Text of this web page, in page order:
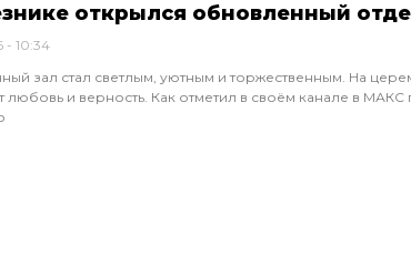
открылся обновленный
10:34
зал стал светлым, уютным и торжественным. На
любовь и верность. Как отметил в своём канале в